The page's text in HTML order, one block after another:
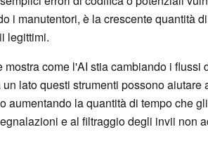
i manutentori, è la crescente quantità
legittimi.
come l'AI stia cambiando i flussi
lato questi strumenti possono aiutare
aumentando la quantità di tempo che
e al filtraggio degli invii non